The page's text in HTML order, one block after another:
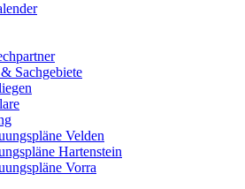
Sachgebiete
Velden
Hartenstein
Vorra